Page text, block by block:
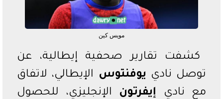
الدوري السعودي
الدوري المصري
دوري أبطال أفريقيامويس كين
كشفت تقارير صحفية إيطالية، عن
توصل نادي يوفنتوس الإيطالي، لاتفاق
مع نادي إيفرتون الإنجليزي، للحصول